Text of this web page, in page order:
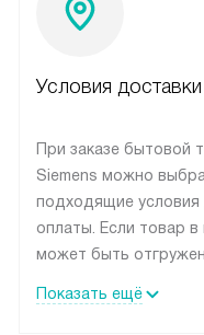
Условия доставки
При заказе бытовой
Siemens можно
подходящие условия
оплаты. Если товар в
может быть
специальным лейблом
Показать ещё